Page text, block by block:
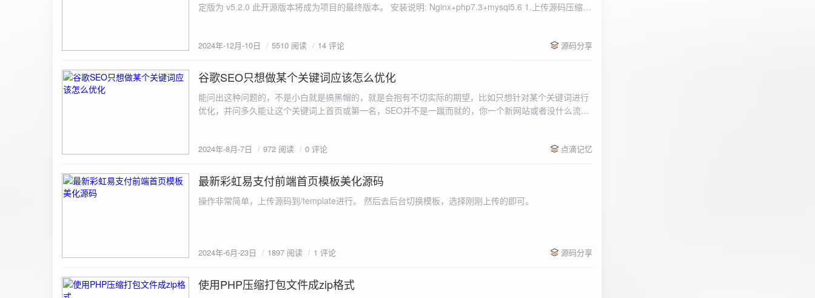
定版为 v5.2.0 此开源版本将成为项目的最终版本。 安装说明: Nginx+php7.3+mysql5.6 1.上传源码压缩包
2024年-12月-10日 5510 阅读 14 评论 源码分享
2024-8-7
谷歌SEO只想做某个关键词应该怎么优化
能问出这种问题的，不是小白就是搞黑帽的，就是会抱有不切实际的期望，比如只想针对某个关键词进行
优化，并问多久能让这个关键词上首页或第一名，SEO并不是一蹴而就的，你一个新网站或者没什么流量
2024年-8月-7日 972 阅读 0 评论 点滴记忆
2024-6-23
最新彩虹易支付前端首页模板美化源码
操作非常简单，上传源码到/template进行。 然后去后台切换模板，选择刚刚上传的即可。
2024年-6月-23日 1897 阅读 1 评论 源码分享
2024-6-12
使用PHP压缩打包文件成zip格式